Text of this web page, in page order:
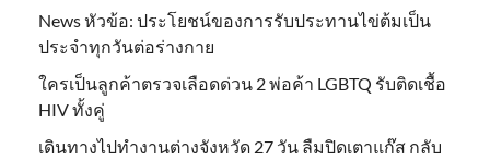
News หัวข้อ: ประโยชน์ของการรับประทานไข่ต้มเป็น
ประจำทุกวันต่อร่างกาย
ใครเป็นลูกค้าตรวจเลือดด่วน 2 พ่อค้า LGBTQ รับติดเชื้อ
HIV ทั้งคู่
เดินทางไปทำงานต่างจังหวัด 27 วัน ลืมปิดเตาแก๊ส กลับ